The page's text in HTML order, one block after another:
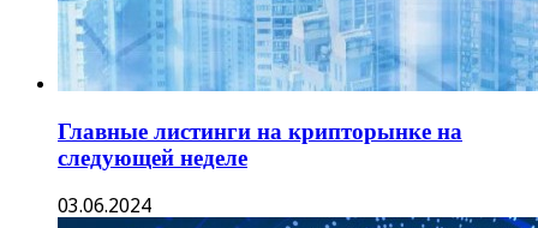
Главные листинги на крипторынке на
следующей неделе
03.06.2024